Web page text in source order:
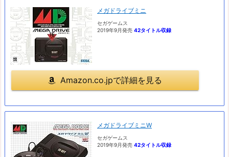
メガドライブミニ
セガゲームス
2019年9月発売 42タイトル収録
Amazon.co.jpで詳細を見る
メガドライブミニW
セガゲームス
2019年9月発売 42タイトル収録